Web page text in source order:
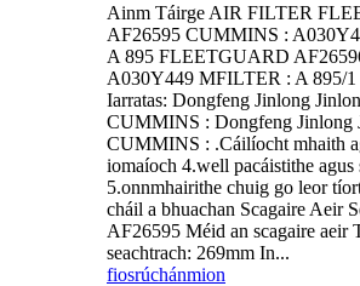
Ainm Táirge AIR FILTER
AF26595 CUMMINS :
A 895 FLEETGUARD
A030Y449 MFILTER : A 895/1
Iarratas: Dongfeng Jinlong
CUMMINS : Dongfeng Jinlong
CUMMINS : .Cáilíocht mhaith
iomaíoch 4.well pacáistithe agus
5.onnmhairithe chuig go leor
cháil a bhuachan Scagaire Aeir
AF26595 Méid an scagaire aeir
seachtrach: 269mm In...
fiosrúchánmion